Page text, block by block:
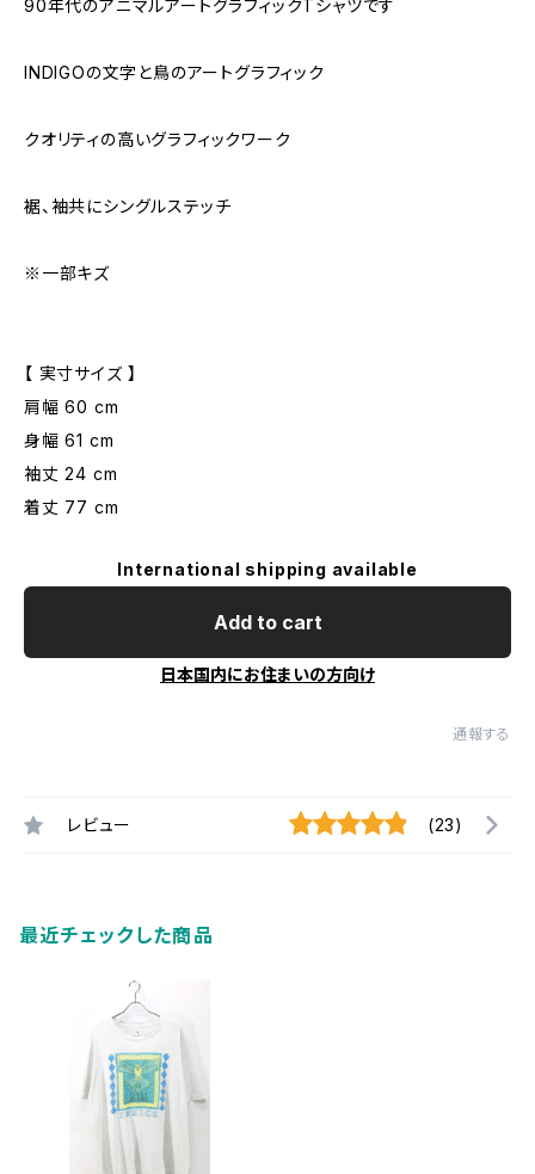
90年代のアニマルアートグラフィックTシャツです
INDIGOの文字と鳥のアートグラフィック
クオリティの高いグラフィックワーク
裾、袖共にシングルステッチ
※一部キズ
【 実寸サイズ 】
肩幅 60 cm
身幅 61 cm
袖丈 24 cm
着丈 77 cm
International shipping available
Add to cart
日本国内にお住まいの方向け
通報する
レビュー (23)
最近チェックした商品